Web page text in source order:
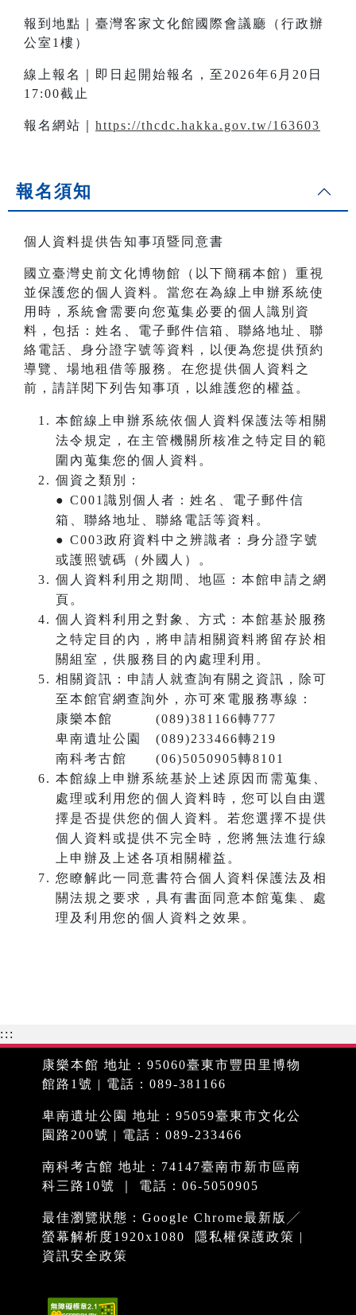
報到地點｜臺灣客家文化館國際會議廳（行政辦
公室1樓）
線上報名｜即日起開始報名，至2026年6月20日
17:00截止
報名網站｜ https://thcdc.hakka.gov.tw/163603
報名須知
個人資料提供告知事項暨同意書
國立臺灣史前文化博物館（以下簡稱本館）重視
並保護您的個人資料。當您在為線上申辦系統使
用時，系統會需要向您蒐集必要的個人識別資
料，包括：姓名、電子郵件信箱、聯絡地址、聯
絡電話、身分證字號等資料，以便為您提供預約
導覽、場地租借等服務。在您提供個人資料之
前，請詳閱下列告知事項，以維護您的權益。
本館線上申辦系統依個人資料保護法等相關
法令規定，在主管機關所核准之特定目的範
圍內蒐集您的個人資料。
個資之類別：
● C001識別個人者：姓名、電子郵件信
箱、聯絡地址、聯絡電話等資料。
● C003政府資料中之辨識者：身分證字號
或護照號碼（外國人）。
個人資料利用之期間、地區：本館申請之網
頁。
個人資料利用之對象、方式：本館基於服務
之特定目的內，將申請相關資料將留存於相
關組室，供服務目的內處理利用。
相關資訊：申請人就查詢有關之資訊，除可
至本館官網查詢外，亦可來電服務專線：
康樂本館 (089)381166轉777
卑南遺址公園 (089)233466轉219
南科考古館 (06)5050905轉8101
本館線上申辦系統基於上述原因而需蒐集、
處理或利用您的個人資料時，您可以自由選
擇是否提供您的個人資料。若您選擇不提供
個人資料或提供不完全時，您將無法進行線
上申辦及上述各項相關權益。
您瞭解此一同意書符合個人資料保護法及相
關法規之要求，具有書面同意本館蒐集、處
理及利用您的個人資料之效果。
:::
康樂本館 地址：95060臺東市豐田里博物
館路1號 | 電話：089-381166
卑南遺址公園 地址：95059臺東市文化公
園路200號 | 電話：089-233466
南科考古館 地址：74147臺南市新市區南
科三路10號 ｜ 電話：06-5050905
最佳瀏覽狀態：Google Chrome最新版╱
螢幕解析度1920x1080
隱私權保護政策 |
資訊安全政策